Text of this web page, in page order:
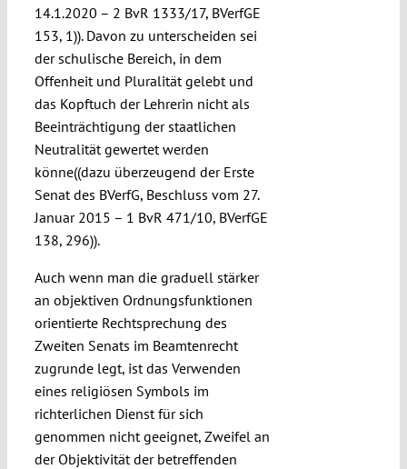
14.1.2020 – 2 BvR 1333/17, BVerfGE
153, 1)). Davon zu unterscheiden sei
der schulische Bereich, in dem
Offenheit und Pluralität gelebt und
das Kopftuch der Lehrerin nicht als
Beeinträchtigung der staatlichen
Neutralität gewertet werden
könne((dazu überzeugend der Erste
Senat des BVerfG, Beschluss vom 27.
Januar 2015 – 1 BvR 471/10, BVerfGE
138, 296)).
Auch wenn man die graduell stärker
an objektiven Ordnungsfunktionen
orientierte Rechtsprechung des
Zweiten Senats im Beamtenrecht
zugrunde legt, ist das Verwenden
eines religiösen Symbols im
richterlichen Dienst für sich
genommen nicht geeignet, Zweifel an
der Objektivität der betreffenden